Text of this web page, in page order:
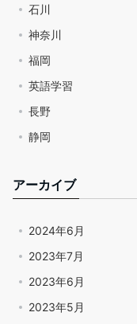
石川
神奈川
福岡
英語学習
長野
静岡
アーカイブ
2024年6月
2023年7月
2023年6月
2023年5月